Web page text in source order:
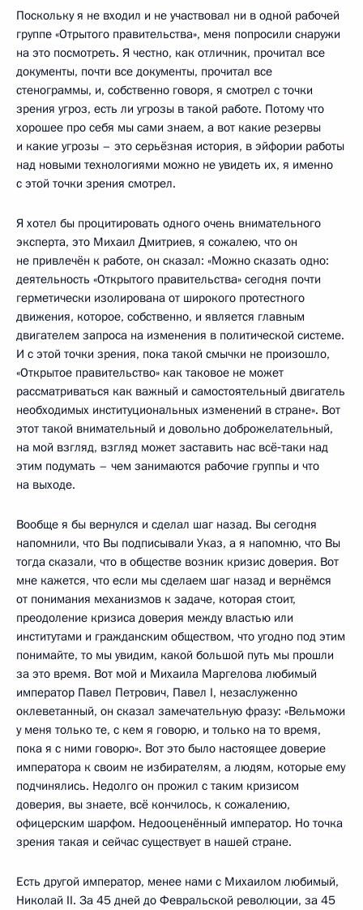
Поскольку я не входил и не участвовал ни в одной рабочей
группе «Отрытого правительства», меня попросили снаружи
на это посмотреть. Я честно, как отличник, прочитал все
документы, почти все документы, прочитал все
стенограммы, и, собственно говоря, я смотрел с точки
зрения угроз, есть ли угрозы в такой работе. Потому что
хорошее про себя мы сами знаем, а вот какие резервы
и какие угрозы – это серьёзная история, в эйфории работы
над новыми технологиями можно не увидеть их, я именно
с этой точки зрения смотрел.
Я хотел бы процитировать одного очень внимательного
эксперта, это Михаил Дмитриев, я сожалею, что он
не привлечён к работе, он сказал: «Можно сказать одно:
деятельность «Открытого правительства» сегодня почти
герметически изолирована от широкого протестного
движения, которое, собственно, и является главным
двигателем запроса на изменения в политической системе.
И с этой точки зрения, пока такой смычки не произошло,
«Открытое правительство» как таковое не может
рассматриваться как важный и самостоятельный двигатель
необходимых институциональных изменений в стране». Вот
этот такой внимательный и довольно доброжелательный,
на мой взгляд, взгляд может заставить нас всё‑таки над
этим подумать – чем занимаются рабочие группы и что
на выходе.
Вообще я бы вернулся и сделал шаг назад. Вы сегодня
напомнили, что Вы подписывали Указ, а я напомню, что Вы
тогда сказали, что в обществе возник кризис доверия. Вот
мне кажется, что если мы сделаем шаг назад и вернёмся
от понимания механизмов к задаче, которая стоит,
преодоление кризиса доверия между властью или
институтами и гражданским обществом, что угодно под этим
понимайте, то мы увидим, какой большой путь мы прошли
за это время. Вот мой и Михаила Маргелова любимый
император Павел Петрович, Павел I, незаслуженно
оклеветанный, он сказал замечательную фразу: «Вельможи
у меня только те, с кем я говорю, и только на то время,
пока я с ними говорю». Вот это было настоящее доверие
императора к своим не избирателям, а людям, которые ему
подчинялись. Недолго он прожил с таким кризисом
доверия, вы знаете, всё кончилось, к сожалению,
офицерским шарфом. Недооценённый император. Но точка
зрения такая и сейчас существует в нашей стране.
Есть другой император, менее нами с Михаилом любимый,
Николай II. За 45 дней до Февральской революции, за 45